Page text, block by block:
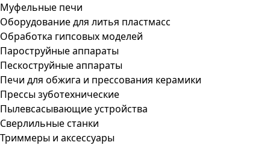
Муфельные печи
Оборудование для литья пластмасс
Обработка гипсовых моделей
Пароструйные аппараты
Пескоструйные аппараты
Печи для обжига и прессования керамики
Прессы зуботехнические
Пылевсасывающие устройства
Сверлильные станки
Триммеры и аксессуары